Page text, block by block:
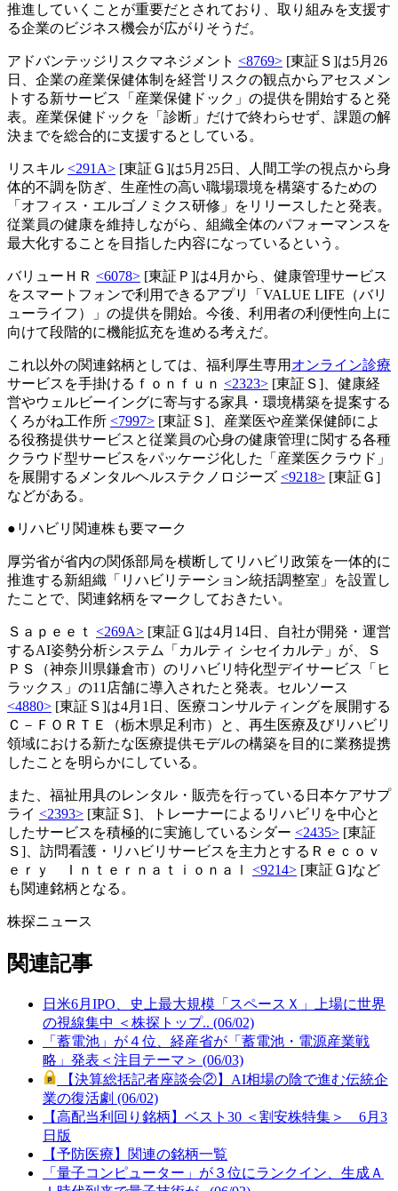
推進していくことが重要だとされており、取り組みを支援す
る企業のビジネス機会が広がりそうだ。
アドバンテッジリスクマネジメント <8769> [東証Ｓ]は5月26
日、企業の産業保健体制を経営リスクの観点からアセスメン
トする新サービス「産業保健ドック」の提供を開始すると発
表。産業保健ドックを「診断」だけで終わらせず、課題の解
決までを総合的に支援するとしている。
リスキル <291A> [東証Ｇ]は5月25日、人間工学の視点から身
体的不調を防ぎ、生産性の高い職場環境を構築するための
「オフィス・エルゴノミクス研修」をリリースしたと発表。
従業員の健康を維持しながら、組織全体のパフォーマンスを
最大化することを目指した内容になっているという。
バリューＨＲ <6078> [東証Ｐ]は4月から、健康管理サービス
をスマートフォンで利用できるアプリ「VALUE LIFE（バリ
ューライフ）」の提供を開始。今後、利用者の利便性向上に
向けて段階的に機能拡充を進める考えだ。
これ以外の関連銘柄としては、福利厚生専用 オンライン診療
サービスを手掛けるｆｏｎｆｕｎ <2323> [東証Ｓ]、健康経
営やウェルビーイングに寄与する家具・環境構築を提案する
くろがね工作所 <7997> [東証Ｓ]、産業医や産業保健師によ
る役務提供サービスと従業員の心身の健康管理に関する各種
クラウド型サービスをパッケージ化した「産業医クラウド」
を展開するメンタルヘルステクノロジーズ <9218> [東証Ｇ]
などがある。
●リハビリ関連株も要マーク
厚労省が省内の関係部局を横断してリハビリ政策を一体的に
推進する新組織「リハビリテーション統括調整室」を設置し
たことで、関連銘柄をマークしておきたい。
Ｓａｐｅｅｔ <269A> [東証Ｇ]は4月14日、自社が開発・運営
するAI姿勢分析システム「カルティ シセイカルテ」が、Ｓ
ＰＳ（神奈川県鎌倉市）のリハビリ特化型デイサービス「ヒ
ラックス」の11店舗に導入されたと発表。セルソース
<4880> [東証Ｓ]は4月1日、医療コンサルティングを展開する
Ｃ－ＦＯＲＴＥ（栃木県足利市）と、再生医療及びリハビリ
領域における新たな医療提供モデルの構築を目的に業務提携
したことを明らかにしている。
また、福祉用具のレンタル・販売を行っている日本ケアサプ
ライ <2393> [東証Ｓ]、トレーナーによるリハビリを中心と
したサービスを積極的に実施しているシダー <2435> [東証
Ｓ]、訪問看護・リハビリサービスを主力とするＲｅｃｏｖ
ｅｒｙ Ｉｎｔｅｒｎａｔｉｏｎａｌ <9214> [東証Ｇ]など
も関連銘柄となる。
株探ニュース
関連記事
日米6月IPO、史上最大規模「スペースＸ」上場に世界
の視線集中 ＜株探トップ.. (06/02)
「蓄電池」が４位、経産省が「蓄電池・電源産業戦
略」発表＜注目テーマ＞ (06/03)
【決算総括記者座談会②】AI相場の陰で進む伝統企
業の復活劇 (06/02)
【高配当利回り銘柄】ベスト30 ＜割安株特集＞ 6月3
日版
【予防医療】関連の銘柄一覧
「量子コンピューター」が３位にランクイン、生成Ａ